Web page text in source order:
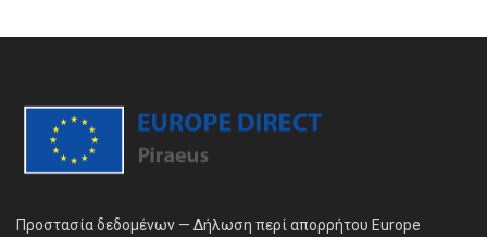
Προστασία δεδομένων — Δήλωση περί απορρήτου Europe